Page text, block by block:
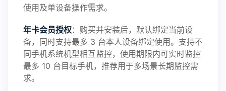
2025-01-13 V3.7
使用及单设备操作需求。
年卡会员授权：购买并安装后，默认绑定当前设
备，同时支持最多 3 台本人设备绑定使用。支持不
同手机系统机型相互监控，使用期限内可实时监控
最多 10 台目标手机，推荐用于多场景长期监控需
求。